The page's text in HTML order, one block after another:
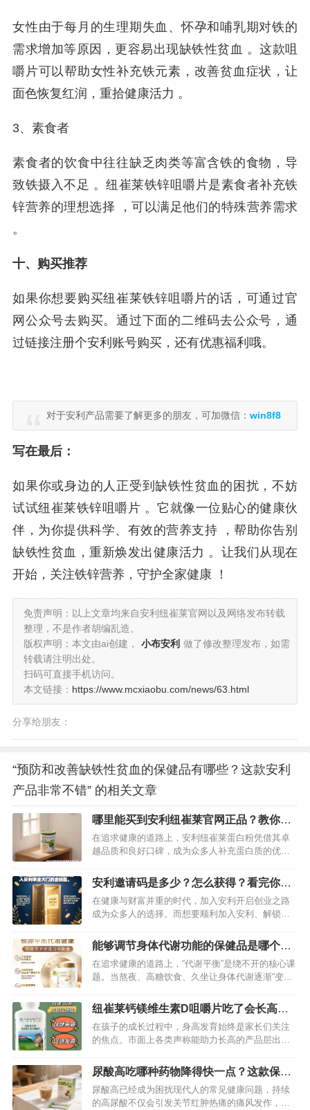
女性由于每月的生理期失血、怀孕和哺乳期对铁的
需求增加等原因，更容易出现缺铁性贫血 。这款咀
嚼片可以帮助女性补充铁元素，改善贫血症状，让
面色恢复红润，重拾健康活力 。
3、素食者
素食者的饮食中往往缺乏肉类等富含铁的食物，导
致铁摄入不足 。纽崔莱铁锌咀嚼片是素食者补充铁
锌营养的理想选择 ，可以满足他们的特殊营养需求
。
十、购买推荐
如果你想要购买纽崔莱铁锌咀嚼片的话，可通过官
网公众号去购买。通过下面的二维码去公众号，通
过链接注册个安利账号购买，还有优惠福利哦。
对于安利产品需要了解更多的朋友，可加微信： win8f8
写在最后：
如果你或身边的人正受到缺铁性贫血的困扰，不妨
试试纽崔莱铁锌咀嚼片 。它就像一位贴心的健康伙
伴，为你提供科学、有效的营养支持 ，帮助你告别
缺铁性贫血，重新焕发出健康活力 。让我们从现在
开始，关注铁锌营养，守护全家健康 ！
免责声明：以上文章均来自安利纽崔莱官网以及网络发布转载
整理，不是作者胡编乱造。
版权声明：本文由ai创建，
小布安利 做了修改整理发布，如需
转载请注明出处。
扫码可直接手机访问。
本文链接： https://www.mcxiaobu.com/news/63.html
分享给朋友：
“预防和改善缺铁性贫血的保健品有哪些？这款安利
产品非常不错” 的相关文章
哪里能买到安利纽崔莱官网正品？教你购
买正品的方法
在追求健康的道路上，安利纽崔莱蛋白粉凭借其卓
越品质和良好口碑，成为众多人补充蛋白质的优质
到假货。究竟哪里能买到正品安利纽崔莱蛋白粉？
接下来为你揭晓答案。…
安利邀请码是多少？怎么获得？看完你就
知道了
在健康与财富并重的时代，加入安利开启创业之路
成为众多人的选择。而想要顺利加入安利、解锁丰
——安利邀请码69931366。这组数字不仅是注册的
重要凭证，更是你链接优质资源、实现事业突破的
起点。…
能够调节身体代谢功能的保健品是哪个？
这款纽崔莱产品可调节
在追求健康的道路上，“代谢平衡”是绕不开的核心课
题。当熬夜、高糖饮食、久坐让身体代谢逐渐“变
白调衡素，作为一款聚焦“代谢调节”的功能性产品，
正凭借科学配方与真实效果，成为万千用户的选
择。它究竟有何独特之处？我们从三个维度拆解
——…
纽崔莱钙镁维生素D咀嚼片吃了会长高
吗？我来为你详细揭秘
在孩子的成长过程中，身高发育始终是家长们关注
的焦点。市面上各类声称能助力长高的产品层出不
满怀期待，希望这款产品能成为孩子长高的“秘密武
器”。那么，吃了纽崔莱维生素D咀嚼片真的会长高
吗？接下来就为你深入揭秘。…
尿酸高吃哪种药物降得快一点？这款保健
品可以有效降尿酸
尿酸高已经成为困扰现代人的常见健康问题，持续
的高尿酸不仅会引发关节红肿热痛的痛风发作，还